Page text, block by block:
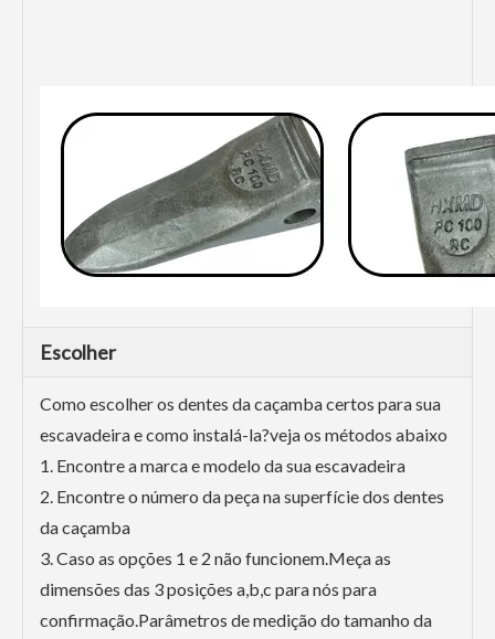
Escolher
Como escolher os dentes da caçamba certos para sua
escavadeira e como instalá-la?veja os métodos abaixo
1. Encontre a marca e modelo da sua escavadeira
2. Encontre o número da peça na superfície dos dentes
da caçamba
3. Caso as opções 1 e 2 não funcionem.Meça as
dimensões das 3 posições a,b,c para nós para
confirmação.Parâmetros de medição do tamanho da